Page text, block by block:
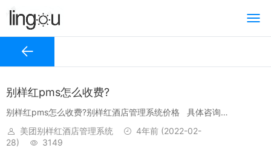
别样红pms怎么收费?
别样红pms怎么收费?别样红酒店管理系统价格 具体咨询
15310222939...
美团别样红酒店管理系统 4年前 (2022-02-
28)
3149